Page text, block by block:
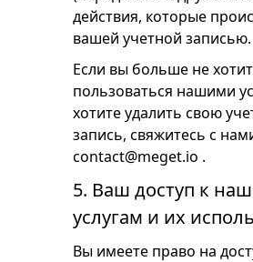
действия, которые
вашей учетной записью.
Если вы больше не
пользоваться нашими
хотите удалить свою
запись, свяжитесь с
contact@meget.io .
5. Ваш доступ к
услугам и их
Вы имеете право на